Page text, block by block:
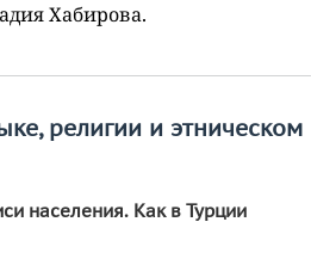
Хабирова.
религии и этническом
населения. Как в Турции